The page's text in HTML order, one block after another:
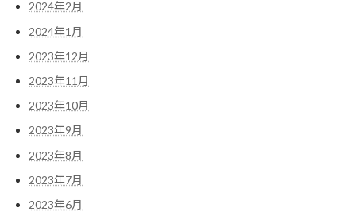
2024年2月
2024年1月
2023年12月
2023年11月
2023年10月
2023年9月
2023年8月
2023年7月
2023年6月